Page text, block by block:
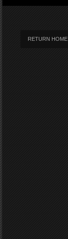
RETURN HOME